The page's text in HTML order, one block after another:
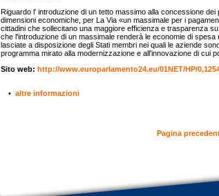
Riguardo l' introduzione di un tetto massimo alla concessione dei
dimensioni economiche, per La Via «un massimale per i
cittadini che sollecitano una maggiore efficienza e trasparenza
che l'introduzione di un massimale renderà le economie di
lasciate a disposizione degli Stati membri nei quali le aziende
programma mirato alla modernizzazione e all'innovazione di cui
Sito web: http://www.europarlamento24.eu/01NET/HP/
• altre informazioni
Pagina